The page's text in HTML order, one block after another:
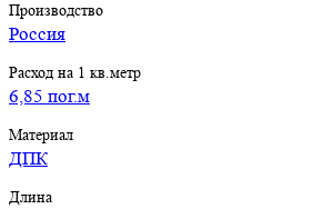
Производство
Россия
Расход на 1 кв.метр
6,85 пог.м
Материал
ДПК
Длина